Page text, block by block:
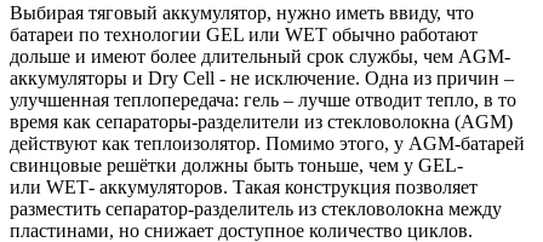
Выбирая тяговый аккумулятор, нужно иметь ввиду, что
батареи по технологии GEL или WET обычно работают
дольше и имеют более длительный срок службы, чем AGM-
аккумуляторы и Dry Cell - не исключение. Одна из причин –
улучшенная теплопередача: гель – лучше отводит тепло, в то
время как сепараторы-разделители из стекловолокна (AGM)
действуют как теплоизолятор. Помимо этого, у AGM-батарей
свинцовые решётки должны быть тоньше, чем у GEL-
или WET- аккумуляторов. Такая конструкция позволяет
разместить сепаратор-разделитель из стекловолокна между
пластинами, но снижает доступное количество циклов.